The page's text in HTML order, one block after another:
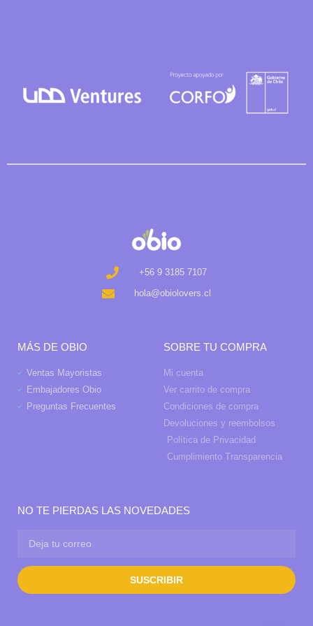
+56 9 3185 7107
hola@obiolovers.cl
MÁS DE OBIO
Ventas Mayoristas
Embajadores Obio
Preguntas Frecuentes
SOBRE TU COMPRA
Mi cuenta
Ver carrito de compra
Condiciones de compra
Devoluciones y reembolsos
Política de Privacidad
Cumplimiento Transparencia
NO TE PIERDAS LAS NOVEDADES
SUSCRIBIR